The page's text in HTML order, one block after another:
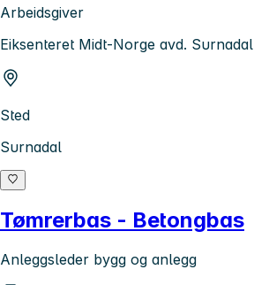
Arbeidsgiver
Eiksenteret Midt-Norge avd. Surnadal
Sted
Surnadal
Tømrerbas - Betongbas
Anleggsleder bygg og anlegg